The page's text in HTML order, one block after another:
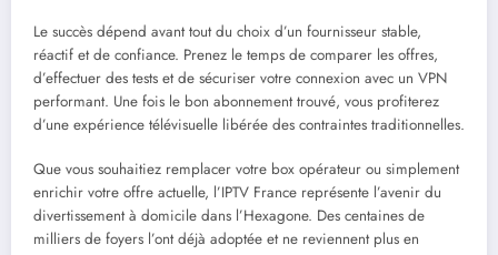
Le succès dépend avant tout du choix d’un fournisseur stable,
réactif et de confiance. Prenez le temps de comparer les offres,
d’effectuer des tests et de sécuriser votre connexion avec un VPN
performant. Une fois le bon abonnement trouvé, vous profiterez
d’une expérience télévisuelle libérée des contraintes traditionnelles.
Que vous souhaitiez remplacer votre box opérateur ou simplement
enrichir votre offre actuelle, l’IPTV France représente l’avenir du
divertissement à domicile dans l’Hexagone. Des centaines de
milliers de foyers l’ont déjà adoptée et ne reviennent plus en